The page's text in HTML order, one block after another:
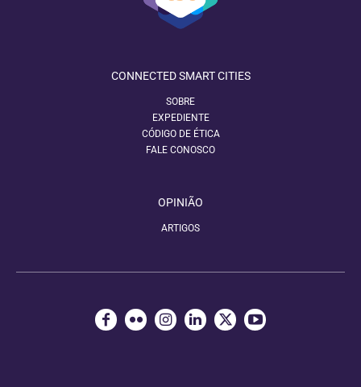
CONNECTED SMART CITIES
SOBRE
EXPEDIENTE
CÓDIGO DE ÉTICA
FALE CONOSCO
OPINIÃO
ARTIGOS